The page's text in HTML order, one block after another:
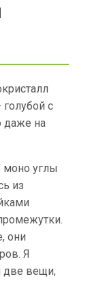
с
даже на
моно углы
из
они
Я
две вещи,